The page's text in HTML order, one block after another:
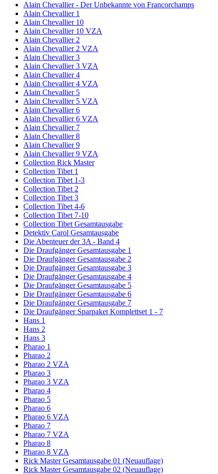
Alain Chevallier - Der Unbekannte von Francorchamps
Alain Chevallier 1
Alain Chevallier 10
Alain Chevallier 10 VZA
Alain Chevallier 2
Alain Chevallier 2 VZA
Alain Chevallier 3
Alain Chevallier 3 VZA
Alain Chevallier 4
Alain Chevallier 4 VZA
Alain Chevallier 5
Alain Chevallier 5 VZA
Alain Chevallier 6
Alain Chevallier 6 VZA
Alain Chevallier 7
Alain Chevallier 8
Alain Chevallier 9
Alain Chevallier 9 VZA
Collection Rick Master
Collection Tibet 1
Collection Tibet 1-3
Collection Tibet 2
Collection Tibet 3
Collection Tibet 4-6
Collection Tibet 7-10
Collection Tibet Gesamtausgabe
Detektiv Carol Gesamtausgabe
Die Abenteuer der 3A - Band 4
Die Draufgänger Gesamtausgabe 1
Die Draufgänger Gesamtausgabe 2
Die Draufgänger Gesamtausgabe 3
Die Draufgänger Gesamtausgabe 4
Die Draufgänger Gesamtausgabe 5
Die Draufgänger Gesamtausgabe 6
Die Draufgänger Gesamtausgabe 7
Die Draufgänger Sparpaket Komplettset 1 - 7
Hans 1
Hans 2
Hans 3
Pharao 1
Pharao 2
Pharao 2 VZA
Pharao 3
Pharao 3 VZA
Pharao 4
Pharao 5
Pharao 6
Pharao 6 VZA
Pharao 7
Pharao 7 VZA
Pharao 8
Pharao 8 VZA
Rick Master Gesamtausgabe 01 (Neuauflage)
Rick Master Gesamtausgabe 02 (Neuauflage)